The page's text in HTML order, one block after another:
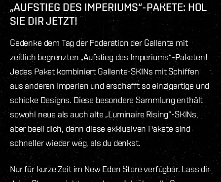
„AUFSTIEG DES IMPERIUMS“-PAKETE: HOL
SIE DIR JETZT!
Gedenke dem Tag der Föderation der Gallente mit
zeitlich begrenzten „Aufstieg des Imperiums“-Paketen!
Jedes Paket kombiniert Gallente-SKINs mit Schiffen
aus anderen Imperien und erschafft so einzigartige und
schicke Designs. Diese besondere Sammlung enthält
sowohl neue als auch alte „Luminaire Rising“-SKINs,
aber beeil dich, denn diese exklusiven Pakete sind
schneller wieder weg, als du denkst.
Nur für kurze Zeit im New Eden Store verfügbar. Lass dir